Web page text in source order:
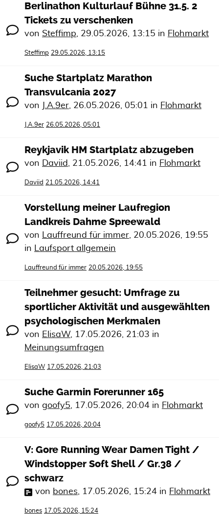
Berlinathon Kulturlauf Bühne 31.5. 2
Tickets zu verschenken
von Steffimp, 29.05.2026, 13:15 in Flohmarkt
Steffimp 29.05.2026, 13:15
Suche Startplatz Marathon
Transvulcania 2027
von J.A.9er, 26.05.2026, 05:01 in Flohmarkt
J.A.9er 26.05.2026, 05:01
Reykjavik HM Startplatz abzugeben
von Daviid, 21.05.2026, 14:41 in Flohmarkt
Daviid 21.05.2026, 14:41
Vorstellung meiner Laufregion
Landkreis Dahme Spreewald
von Lauffreund für immer, 20.05.2026, 19:55
in Laufsport allgemein
Lauffreund für immer 20.05.2026, 19:55
Teilnehmer gesucht: Umfrage zu
sportlicher Aktivität und ausgewählten
psychologischen Merkmalen
von ElisaW, 17.05.2026, 21:03 in
Meinungsumfragen
ElisaW 17.05.2026, 21:03
Suche Garmin Forerunner 165
von goofy5, 17.05.2026, 20:04 in Flohmarkt
goofy5 17.05.2026, 20:04
V: Gore Running Wear Damen Tight /
Windstopper Soft Shell / Gr.38 /
schwarz
von bones, 17.05.2026, 15:24 in Flohmarkt
bones 17.05.2026, 15:24